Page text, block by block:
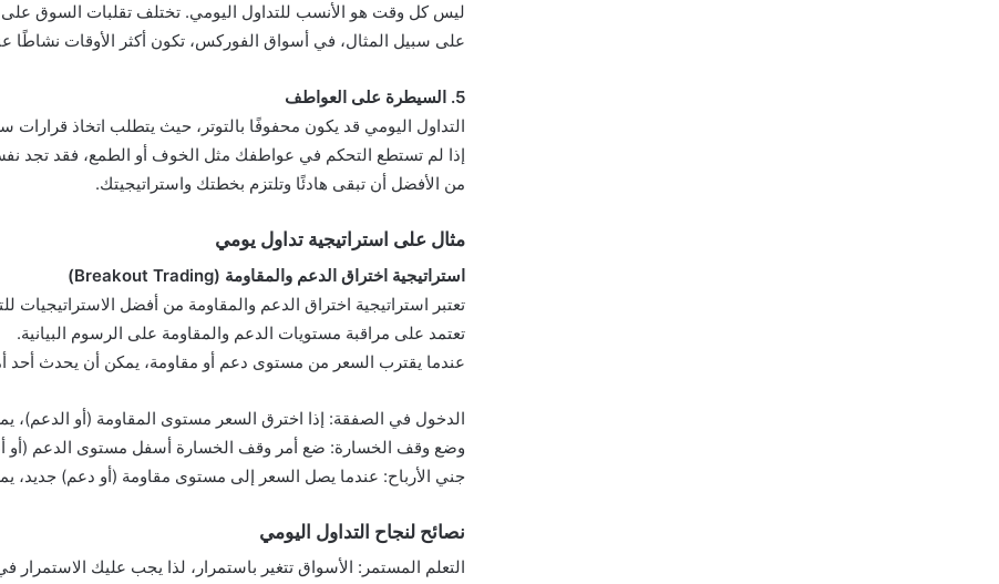
ليس كل وقت هو الأنسب للتداول اليومي. تختلف تقلبات السوق على
على سبيل المثال، في أسواق الفوركس، تكون أكثر الأوقات نشاطًا
5. السيطرة على العواطف
التداول اليومي قد يكون محفوفًا بالتوتر، حيث يتطلب اتخاذ
إذا لم تستطع التحكم في عواطفك مثل الخوف أو الطمع، فقد تجد
من الأفضل أن تبقى هادئًا وتلتزم بخطتك واستراتيجيتك.
مثال على استراتيجية تداول يومي
استراتيجية اختراق الدعم والمقاومة (Breakout Trading)
تعتبر استراتيجية اختراق الدعم والمقاومة من أفضل الاستراتيجيات
تعتمد على مراقبة مستويات الدعم والمقاومة على الرسوم البيانية.
عندما يقترب السعر من مستوى دعم أو مقاومة، يمكن أن يحدث أحد
الدخول في الصفقة: إذا اخترق السعر مستوى المقاومة (أو الدعم)،
وضع وقف الخسارة: ضع أمر وقف الخسارة أسفل مستوى الدعم (أو
جني الأرباح: عندما يصل السعر إلى مستوى مقاومة (أو دعم) جديد،
نصائح لنجاح التداول اليومي
التعلم المستمر: الأسواق تتغير باستمرار، لذا يجب عليك الاستمرار